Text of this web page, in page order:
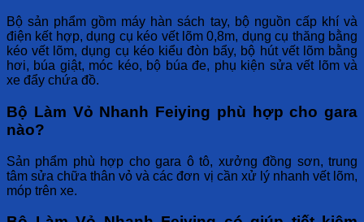
Bộ sản phẩm gồm máy hàn sách tay, bộ nguồn cấp khí và
điện kết hợp, dụng cụ kéo vết lõm 0,8m, dụng cụ thăng bằng
kéo vết lõm, dụng cụ kéo kiểu đòn bẩy, bộ hút vết lõm bằng
hơi, búa giật, móc kéo, bộ búa đe, phụ kiện sửa vết lõm và
xe đẩy chứa đồ.
Bộ Làm Vỏ Nhanh Feiying phù hợp cho gara
nào?
Sản phẩm phù hợp cho gara ô tô, xưởng đồng sơn, trung
tâm sửa chữa thân vỏ và các đơn vị cần xử lý nhanh vết lõm,
móp trên xe.